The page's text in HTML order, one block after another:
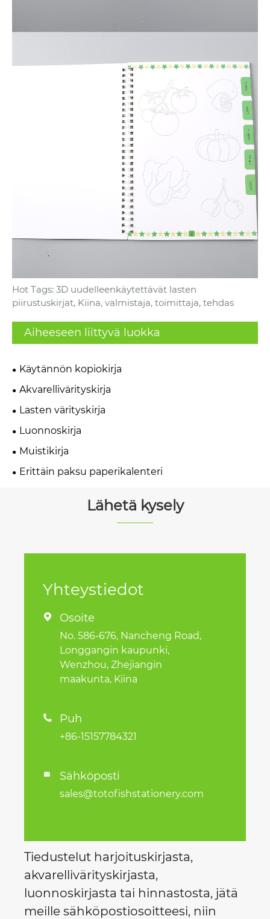
Hot Tags: 3D uudelleenkäytettävät lasten
piirustuskirjat, Kiina, valmistaja, toimittaja, tehdas
Aiheeseen liittyvä luokka
Käytännön kopiokirja
Akvarellivärityskirja
Lasten värityskirja
Luonnoskirja
Muistikirja
Erittäin paksu paperikalenteri
Lähetä kysely
Yhteystiedot
 Osoite
No. 586-676, Nancheng Road,
Longgangin kaupunki,
Wenzhou, Zhejiangin
maakunta, Kiina
 Puh
+86-15157784321
 Sähköposti
sales@totofishstationery.com
Tiedustelut harjoituskirjasta,
akvarellivärityskirjasta,
luonnoskirjasta tai hinnastosta, jätä
meille sähköpostiosoitteesi, niin